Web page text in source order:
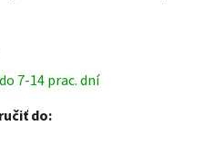
7-14 prac. dní
do: